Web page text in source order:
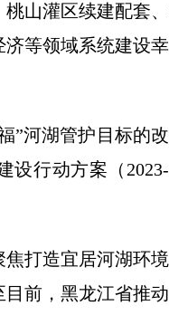
山灌区续建配套、
等领域系统建设
”河湖管护目标的改
设行动方案（2023-
焦打造宜居河湖环
前，黑龙江省推